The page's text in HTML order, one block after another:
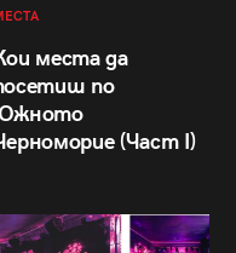
места да
по
(Част I)